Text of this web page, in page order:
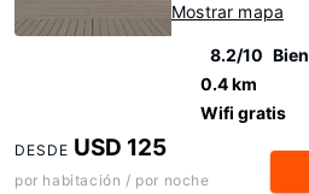
Mostrar mapa
8.2/10 Bien
0.4 km
Wifi gratis
DESDE USD 125
por habitación / por noche